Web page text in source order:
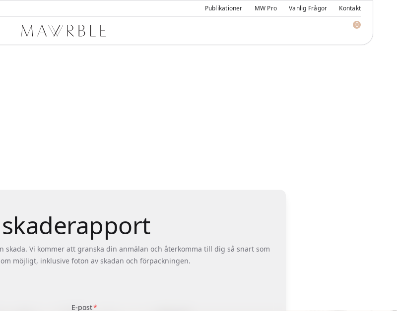
Publikationer MW Pro Vanlig Frågor Kontakt
Mawrble
0
Vi kommer att granska din anmälan och återkomma till dig så snart som
möjligt, inklusive foton av skadan och förpackningen.
E-post